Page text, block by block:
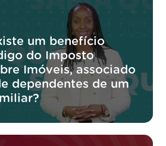
um benefício
do Imposto
Imóveis, associado
dependentes de um